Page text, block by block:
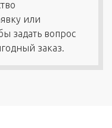
или
задать вопрос
заказ.